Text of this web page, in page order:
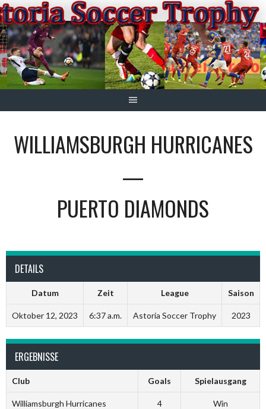
Springe
zum
Inhalt
WILLIAMSBURGH HURRICANES
—
PUERTO DIAMONDS
DETAILS
Datum Zeit League Saison
Oktober 12, 2023 6:37 a.m. Astoria Soccer Trophy 2023
ERGEBNISSE
Club Goals Spielausgang
Williamsburgh Hurricanes 4 Win